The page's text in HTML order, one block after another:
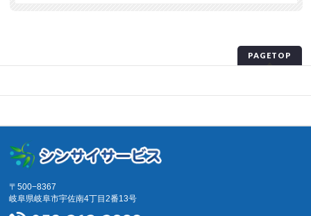
PAGETOP
〒500−8367
岐阜県岐阜市宇佐南4丁目2番13号